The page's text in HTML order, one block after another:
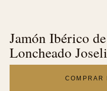
Jamón Ibérico
Loncheado
COMPRAR